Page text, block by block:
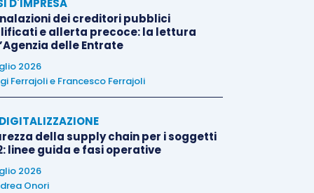
dei creditori pubblici
e allerta precoce: la lettura
delle Entrate
2026
Ferrajolie Francesco Ferrajoli
della supply chain per i soggetti
linee guida e fasi operative
2026
Onori